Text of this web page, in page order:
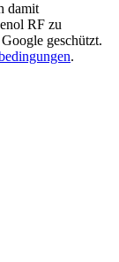
damit
RF zu
geschützt.
.